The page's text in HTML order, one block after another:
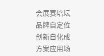
会展赛培坛
品牌自定位
创新自化成
方案应用场